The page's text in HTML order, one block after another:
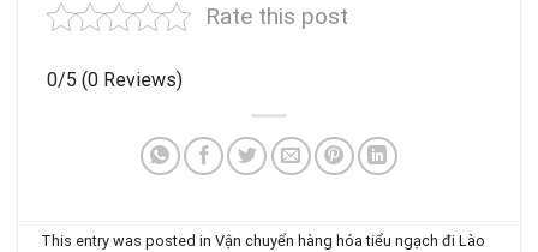
Rate this post
0/5 (0 Reviews)
This entry was posted inVận chuyển hàng hóa tiểu ngạch đi Lào